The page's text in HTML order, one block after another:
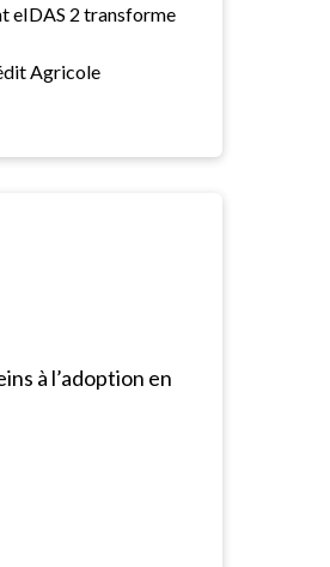
eIDAS 2 transforme
Agricole
à l’adoption en